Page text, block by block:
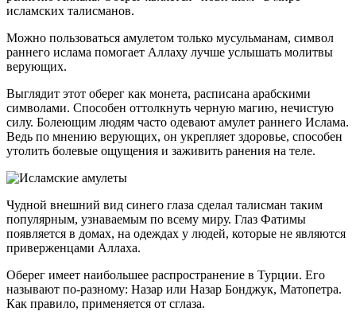
исламских талисманов.
Можно пользоваться амулетом только мусульманам, символ
раннего ислама помогает Аллаху лучше услышать молитвы
верующих.
Выглядит этот оберег как монета, расписана арабскими
символами. Способен оттолкнуть черную магию, нечистую
силу. Болеющим людям часто одевают амулет раннего Ислама.
Ведь по мнению верующих, он укрепляет здоровье, способен
утолить болевые ощущения и заживить ранения на теле.
Чудной внешний вид синего глаза сделал талисман таким
популярным, узнаваемым по всему миру. Глаз Фатимы
появляется в домах, на одеждах у людей, которые не являются
приверженцами Аллаха.
Оберег имеет наибольшее распространение в Турции. Его
называют по-разному: Назар или Назар Бонджук, Матопетра.
Как правило, применяется от сглаза.